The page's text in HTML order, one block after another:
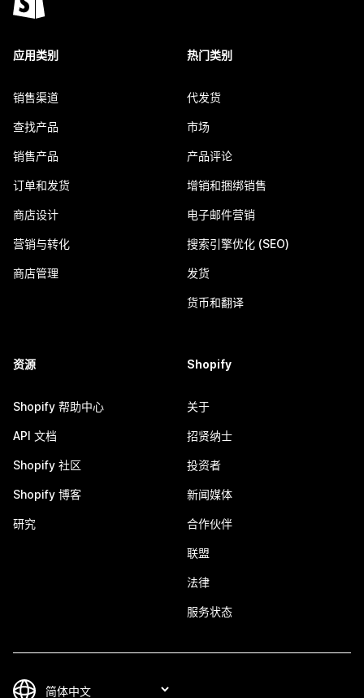
应用类别
销售渠道
查找产品
销售产品
订单和发货
商店设计
营销与转化
商店管理
热门类别
代发货
市场
产品评论
增销和捆绑销售
电子邮件营销
搜索引擎优化 (SEO)
发货
货币和翻译
资源
Shopify 帮助中心
API 文档
Shopify 社区
Shopify 博客
研究
Shopify
关于
招贤纳士
投资者
新闻媒体
合作伙伴
联盟
法律
服务状态